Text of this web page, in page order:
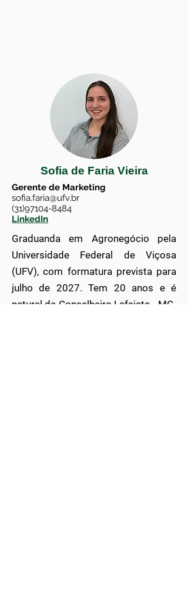
Sofia de Faria Vieira
Gerente de Marketing
sofia.faria@ufv.br
(31)97104-8484
LinkedIn
Graduanda em Agronegócio pela
Universidade Federal de Viçosa
(UFV), com formatura prevista para
julho de 2027. Tem 20 anos e é
natural de Conselheiro Lafaiete - MG.